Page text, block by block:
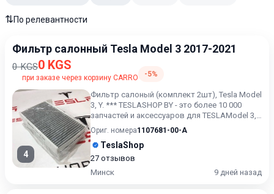
⇅По релевантности
Фильтр салонный Tesla Model 3 2017-2021
0 KGS0 KGS
при заказе через корзину CARRO -5%
4
Фильтр салоный (комплект 2шт), Tesla Model
3, Y. *** TESLASHOP BY - это более 10 000
запчастей и аксессуаров для TESLAModel 3,
Model X, Mode...
Ориг. номера1107681-00-A
TeslaShop
27 отзывов
Минск
9 дней назад